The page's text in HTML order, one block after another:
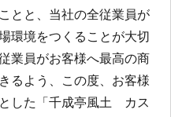
とと、当社の全従業員が
環境をつくることが大切
業員がお客様へ最高の商
るよう、この度、お客様
した「千成亭風土 カス